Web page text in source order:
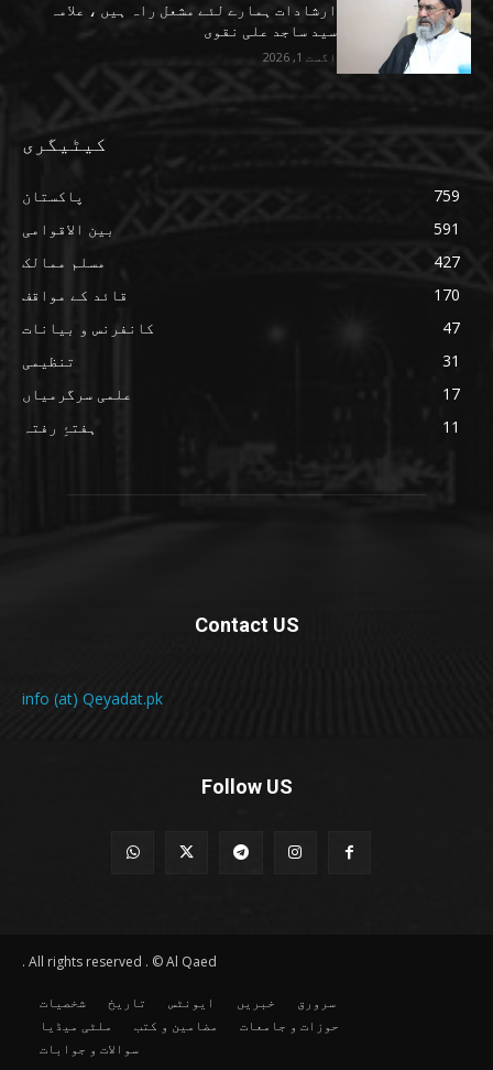
ارشادات ہمارے لئے مشعل راہ ہیں ، علامہ
سید ساجد علی نقوی
اگست 1, 2026
کیٹیگری
پاکستان
759
بین الاقوامی
591
مسلم ممالک
427
قائد کے مواقف
170
کانفرنس و بیانات
47
تنظیمی
31
علمی سرگرمیاں
17
ہفتۂِ رفتہ
11
Contact US
info (at) Qeyadat.pk
Follow US
All rights reserved . © Al Qaed .
سرورق خبریں ایونٹس تاریخ
شخصیات
حوزات و جامعات
مضامین و کتب
ملٹی میڈیا
سوالات و جوابات